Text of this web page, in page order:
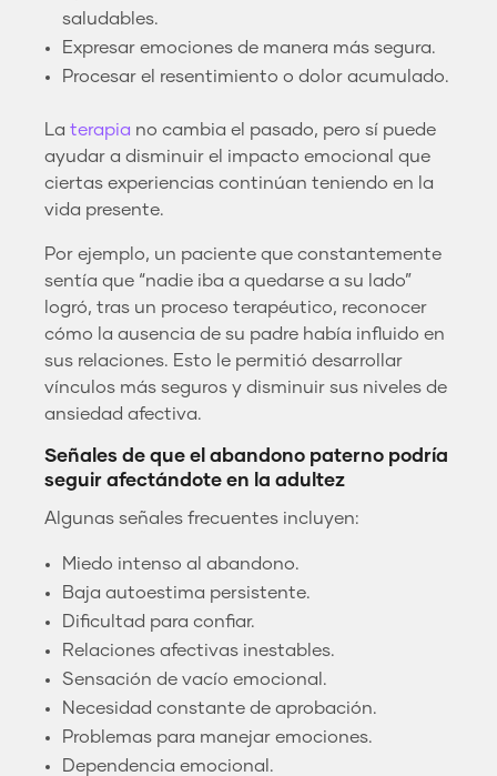
saludables.
Expresar emociones de manera más segura.
Procesar el resentimiento o dolor acumulado.
La terapia no cambia el pasado, pero sí puede
ayudar a disminuir el impacto emocional que
ciertas experiencias continúan teniendo en la
vida presente.
Por ejemplo, un paciente que constantemente
sentía que “nadie iba a quedarse a su lado”
logró, tras un proceso terapéutico, reconocer
cómo la ausencia de su padre había influido en
sus relaciones. Esto le permitió desarrollar
vínculos más seguros y disminuir sus niveles de
ansiedad afectiva.
Señales de que el abandono paterno podría
seguir afectándote en la adultez
Algunas señales frecuentes incluyen:
Miedo intenso al abandono.
Baja autoestima persistente.
Dificultad para confiar.
Relaciones afectivas inestables.
Sensación de vacío emocional.
Necesidad constante de aprobación.
Problemas para manejar emociones.
Dependencia emocional.